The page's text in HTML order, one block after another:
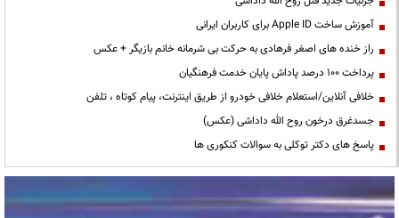
آموزش ساخت Apple ID برای کاربران ایرانی
راز خنده های اصغر فرهادی به حرکت بی شرمانه خانم بازیگر + عکس
پرداخت ۱۰۰ درصد پاداش پایان خدمت فرهنگیان
خلافی آنلاین/استعلام خلافی خودرو از طریق اینترنت، پیام کوتاه ، تلفن
جسدغرق درخون روح الله داداشی (عکس)
پاسخ های دکتر توکلی به سوالات کنکوری ها